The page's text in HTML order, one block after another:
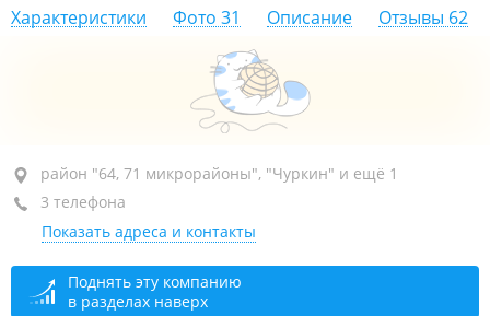
Характеристики Фото 31 Описание Отзывы 62
район "64, 71 микрорайоны", ул. Нейбута, 85Б
+7 914 329-40-84
закрыто, откроется в 10:00
район "64, 71 микрорайоны", "Чуркин" и ещё 1
3 телефона
Показать адреса и контакты
Поднять эту компанию
в разделах наверх